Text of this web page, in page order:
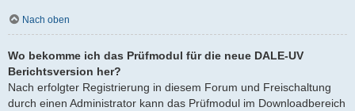
Nach oben
Wo bekomme ich das Prüfmodul für die neue DALE-UV
Berichtsversion her?
Nach erfolgter Registrierung in diesem Forum und Freischaltung
durch einen Administrator kann das Prüfmodul im Downloadbereich